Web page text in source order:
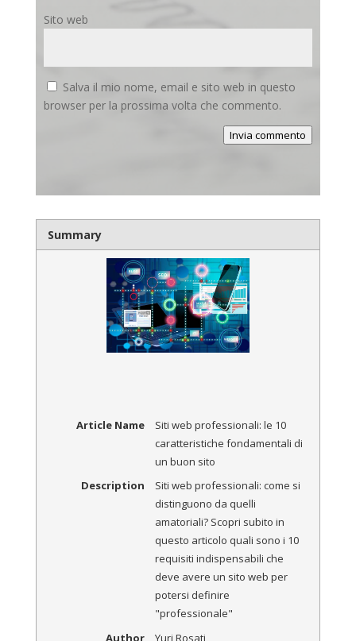
Sito web
Salva il mio nome, email e sito web in questo
browser per la prossima volta che commento.
Invia commento
Summary
Article Name
Siti web professionali: le 10
caratteristiche fondamentali di
un buon sito
Description
Siti web professionali: come si
distinguono da quelli
amatoriali? Scopri subito in
questo articolo quali sono i 10
requisiti indispensabili che
deve avere un sito web per
potersi definire
"professionale"
Author
Yuri Rosati